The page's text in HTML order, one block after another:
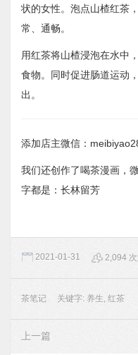
状的女性。泡点山楂红茶
常、通畅。
用红茶将山楂浸泡在水中
食物。同时促进肠道运动
出。
添加店主微信：
我们还创作了喝茶漫画，
字都是：长林留芳
2021-01-31 2,094
茶笔记 关键字: 养生 红茶
上一篇